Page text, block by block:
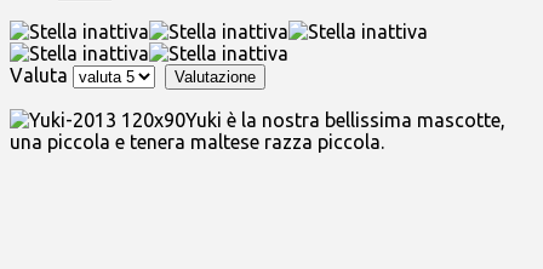
Valuta
Yuki è la nostra bellissima mascotte,
una piccola e tenera maltese razza piccola.